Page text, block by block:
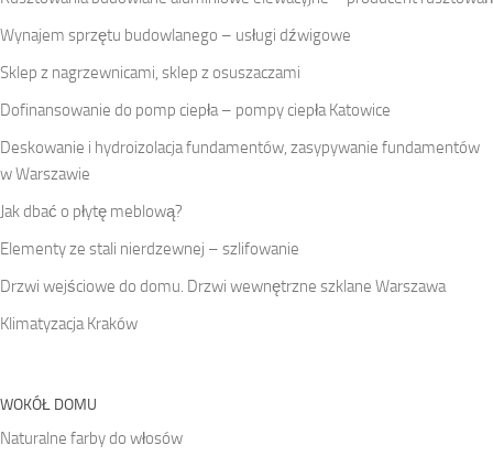
Wynajem sprzętu budowlanego – usługi dźwigowe
Sklep z nagrzewnicami, sklep z osuszaczami
Dofinansowanie do pomp ciepła – pompy ciepła Katowice
Deskowanie i hydroizolacja fundamentów, zasypywanie fundamentów
w Warszawie
Jak dbać o płytę meblową?
Elementy ze stali nierdzewnej – szlifowanie
Drzwi wejściowe do domu. Drzwi wewnętrzne szklane Warszawa
Klimatyzacja Kraków
WOKÓŁ DOMU
Naturalne farby do włosów